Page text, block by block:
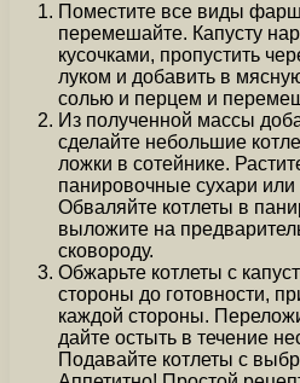
Поместите все виды
перемешайте. Капусту
кусочками, пропустить
луком и добавить в
солью и перцем и
Из полученной массы
сделайте небольшие
ложки в сотейнике.
панировочные сухари или
Обваляйте котлеты в
выложите на
сковороду.
Обжарьте котлеты с
стороны до готовности,
каждой стороны.
дайте остыть в течение
Подавайте котлеты с